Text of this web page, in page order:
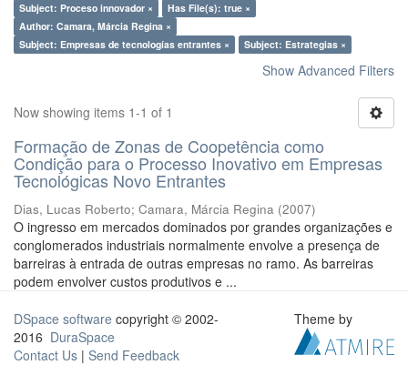
Subject: Proceso innovador ×
Has File(s): true ×
Author: Camara, Márcia Regina ×
Subject: Empresas de tecnologías entrantes ×
Subject: Estrategias ×
Show Advanced Filters
Now showing items 1-1 of 1
Formação de Zonas de Coopetência como
Condição para o Processo Inovativo em Empresas
Tecnológicas Novo Entrantes
Dias, Lucas Roberto; Camara, Márcia Regina (2007)
O ingresso em mercados dominados por grandes organizações e
conglomerados industriais normalmente envolve a presença de
barreiras à entrada de outras empresas no ramo. As barreiras
podem envolver custos produtivos e ...
DSpace software copyright © 2002-
2016 DuraSpace
Contact Us | Send Feedback
Theme by